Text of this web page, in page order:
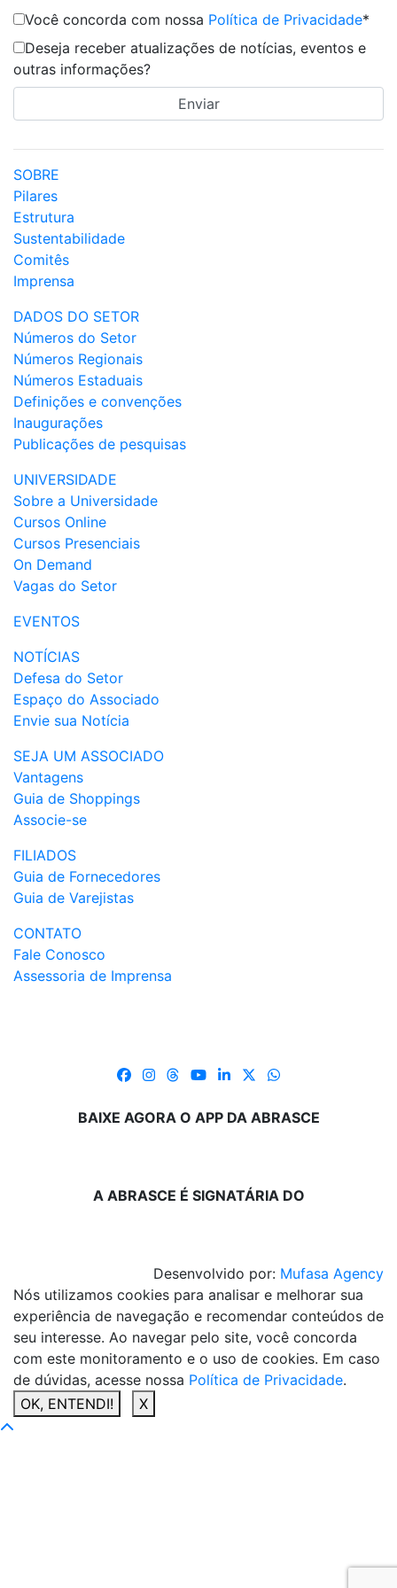
Você concorda com nossa Política de Privacidade*
Deseja receber atualizações de notícias, eventos e
outras informações?
SOBRE
Pilares
Estrutura
Sustentabilidade
Comitês
Imprensa
DADOS DO SETOR
Números do Setor
Números Regionais
Números Estaduais
Definições e convenções
Inaugurações
Publicações de pesquisas
UNIVERSIDADE
Sobre a Universidade
Cursos Online
Cursos Presenciais
On Demand
Vagas do Setor
EVENTOS
NOTÍCIAS
Defesa do Setor
Espaço do Associado
Envie sua Notícia
SEJA UM ASSOCIADO
Vantagens
Guia de Shoppings
Associe-se
FILIADOS
Guia de Fornecedores
Guia de Varejistas
CONTATO
Fale Conosco
Assessoria de Imprensa
BAIXE AGORA O APP DA ABRASCE
A ABRASCE É SIGNATÁRIA DO
Desenvolvido por: Mufasa Agency
Nós utilizamos cookies para analisar e melhorar sua
experiência de navegação e recomendar conteúdos de
seu interesse. Ao navegar pelo site, você concorda
com este monitoramento e o uso de cookies. Em caso
de dúvidas, acesse nossa Política de Privacidade.
OK, ENTENDI!
X